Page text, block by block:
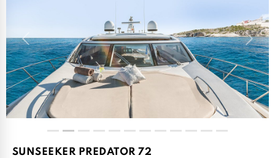
Previous Next
SUNSEEKER PREDATOR 72